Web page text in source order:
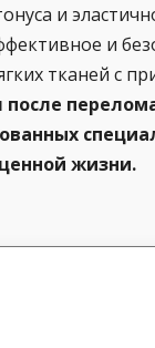
и
и
тканей с
жизни.